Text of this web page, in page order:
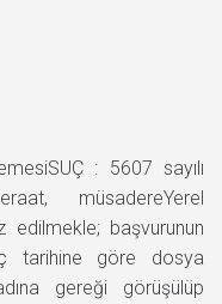
: 5607 sayılı
müsadereYerel
başvurunun
tarihine göre dosya
gereği görüşülüp